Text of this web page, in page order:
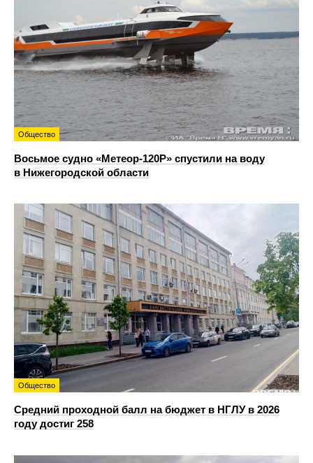
Общество
Восьмое судно «Метеор-120Р» спустили на воду
в Нижегородской области
Общество
Средний проходной балл на бюджет в НГЛУ в 2026
году достиг 258